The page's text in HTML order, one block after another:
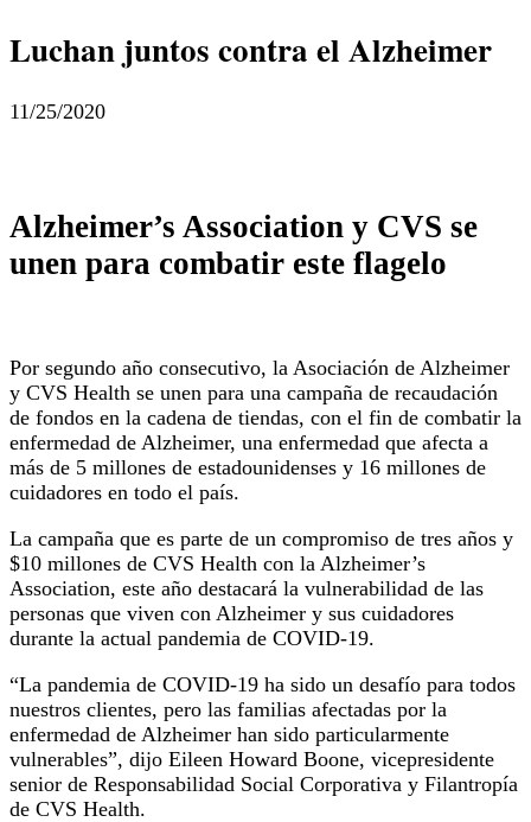
Luchan juntos contra el Alzheimer
11/25/2020
Alzheimer’s Association y CVS se
unen para combatir este flagelo
Por segundo año consecutivo, la Asociación de Alzheimer
y CVS Health se unen para una campaña de recaudación
de fondos en la cadena de tiendas, con el fin de combatir la
enfermedad de Alzheimer, una enfermedad que afecta a
más de 5 millones de estadounidenses y 16 millones de
cuidadores en todo el país.
La campaña que es parte de un compromiso de tres años y
$10 millones de CVS Health con la Alzheimer’s
Association, este año destacará la vulnerabilidad de las
personas que viven con Alzheimer y sus cuidadores
durante la actual pandemia de COVID-19.
“La pandemia de COVID-19 ha sido un desafío para todos
nuestros clientes, pero las familias afectadas por la
enfermedad de Alzheimer han sido particularmente
vulnerables”, dijo Eileen Howard Boone, vicepresidente
senior de Responsabilidad Social Corporativa y Filantropía
de CVS Health.